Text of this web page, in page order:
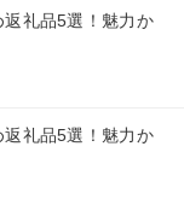
礼品5選！魅力か
礼品5選！魅力か